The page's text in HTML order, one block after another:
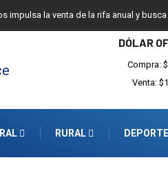
impulsa la venta de la rifa anual y
DÓLAR
Compra:
Venta:
RURAL